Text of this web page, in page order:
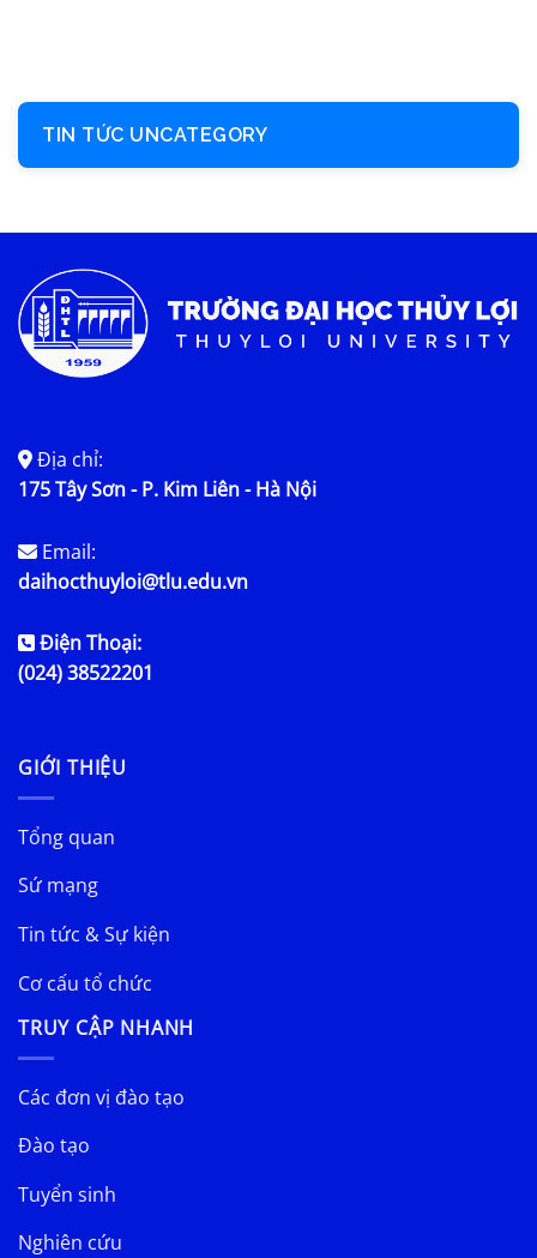
TIN TỨC UNCATEGORY
Địa chỉ:
175 Tây Sơn - P. Kim Liên - Hà Nội
Email:
daihocthuyloi@tlu.edu.vn
Điện Thoại:
(024) 38522201
GIỚI THIỆU
Tổng quan
Sứ mạng
Tin tức & Sự kiện
Cơ cấu tổ chức
TRUY CẬP NHANH
Các đơn vị đào tạo
Đào tạo
Tuyển sinh
Nghiên cứu